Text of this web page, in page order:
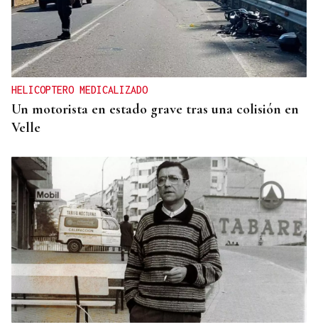
HELICOPTERO MEDICALIZADO
Un motorista en estado grave tras una colisión en
Velle